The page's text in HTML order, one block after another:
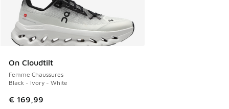
On Cloudtilt
Femme Chaussures
Black - Ivory - White
€ 169,99